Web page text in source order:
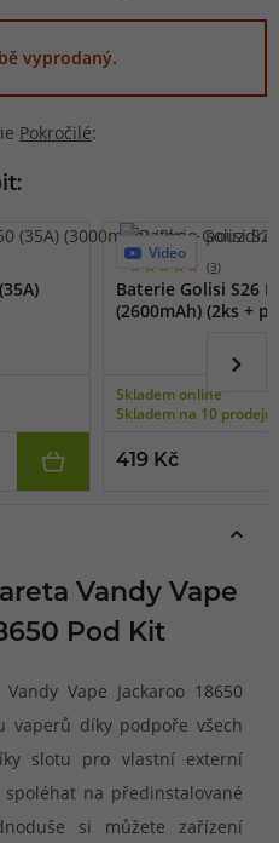
vyprodaný.
Pokročilé:
Video
(3)
Baterie Golisi S26
(2600mAh) (2ks +
Skladem online
Skladem na 10
419 Kč
Vandy Vape
Pod Kit
Vape Jackaroo 18650
vaperů díky podpoře všech
slotu pro vlastní externí
na předinstalované
si můžete zařízení